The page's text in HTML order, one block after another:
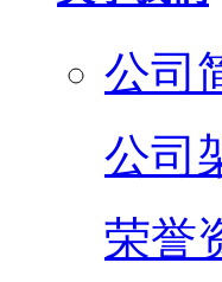
公司
公司
荣誉